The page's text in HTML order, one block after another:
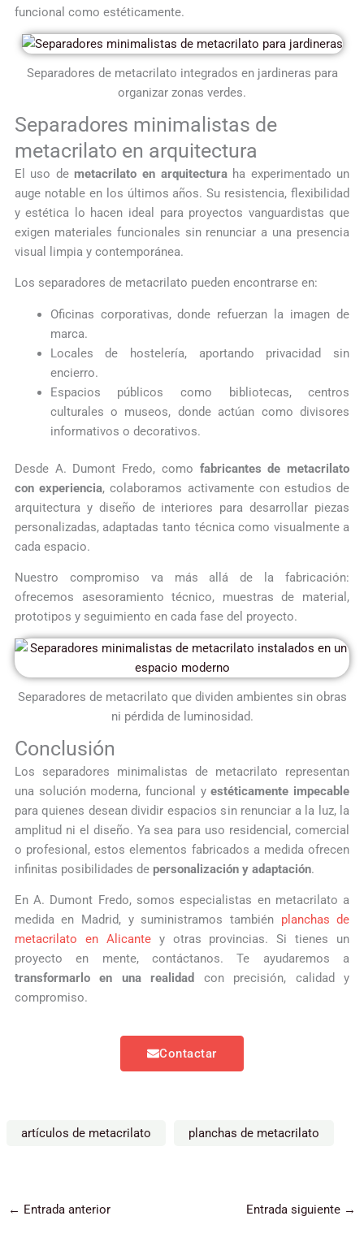
funcional como estéticamente.
Separadores de metacrilato integrados en jardineras para
organizar zonas verdes.
Separadores minimalistas de
metacrilato en arquitectura
El uso demetacrilato en arquitecturaha experimentado un
auge notable en los últimos años. Su resistencia, flexibilidad
y estética lo hacen ideal para proyectos vanguardistas que
exigen materiales funcionales sin renunciar a una presencia
visual limpia y contemporánea.
Los separadores de metacrilato pueden encontrarse en:
Oficinas corporativas, donde refuerzan la imagen de
marca.
Locales de hostelería, aportando privacidad sin
encierro.
Espacios públicos como bibliotecas, centros
culturales o museos, donde actúan como divisores
informativos o decorativos.
Desde A. Dumont Fredo, como fabricantes de metacrilato
con experiencia, colaboramos activamente con estudios de
arquitectura y diseño de interiores para desarrollar piezas
personalizadas, adaptadas tanto técnica como visualmente a
cada espacio.
Nuestro compromiso va más allá de la fabricación:
ofrecemos asesoramiento técnico, muestras de material,
prototipos y seguimiento en cada fase del proyecto.
Separadores de metacrilato que dividen ambientes sin obras
ni pérdida de luminosidad.
Conclusión
Los separadores minimalistas de metacrilato representan
una solución moderna, funcional yestéticamente impecable
para quienes desean dividir espacios sin renunciar a la luz, la
amplitud ni el diseño. Ya sea para uso residencial, comercial
o profesional, estos elementos fabricados a medida ofrecen
infinitas posibilidades de personalización y adaptación.
En A. Dumont Fredo, somos especialistas en metacrilato a
medida en Madrid, y suministramos también planchas de
metacrilato en Alicante y otras provincias. Si tienes un
proyecto en mente, contáctanos. Te ayudaremos a
transformarlo en una realidad
con precisión, calidad y
compromiso.
Contactar
artículos de metacrilato planchas de metacrilato
← Entrada anterior Entrada siguiente →